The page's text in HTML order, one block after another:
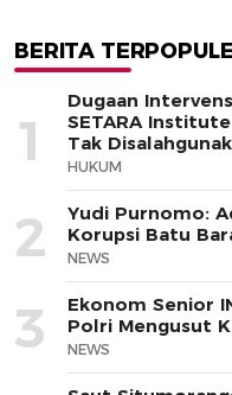
BERITA
1
Dugaan
SETARA
Tak
HUKUM
2
Yudi Purnomo:
Korupsi Batu
NEWS
3
Ekonom Senior
Polri Mengusut
NEWS